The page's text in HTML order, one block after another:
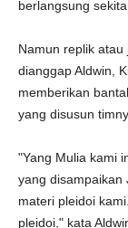
berlangsung
Namun replik
dianggap Aldwin,
memberikan
yang disusun
"Yang Mulia kami
yang disampaikan
materi pleidoi
pleidoi," kata